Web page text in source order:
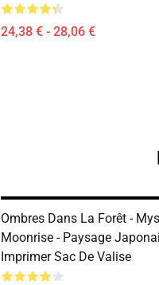
24,38 € - 28,06 €
Ombres Dans La Forêt -
Moonrise - Paysage
Imprimer Sac De Valise